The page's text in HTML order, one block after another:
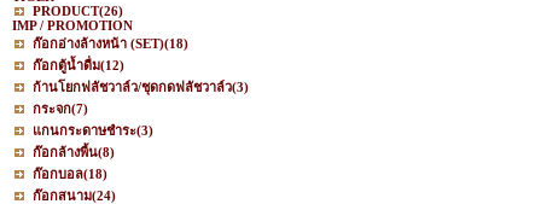
PRODUCT(26)
IMP / PROMOTION
ก๊อกอ่างล้างหน้า (SET)(18)
ก๊อกตู้น้ำดื่ม(12)
ก้านโยกฟลัชวาล์ว/ชุดกดฟลัชวาล์ว(3)
กระจก(7)
แกนกระดาษชำระ(3)
ก๊อกล้างพื้น(8)
ก๊อกบอล(18)
ก๊อกสนาม(24)